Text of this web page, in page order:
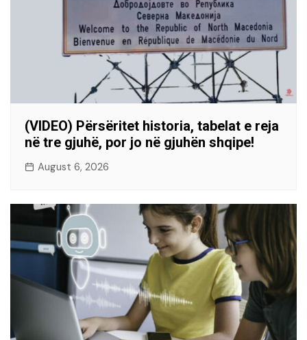
(VIDEO) Përsëritet historia, tabelat e reja
në tre gjuhë, por jo në gjuhën shqipe!
August 6, 2026